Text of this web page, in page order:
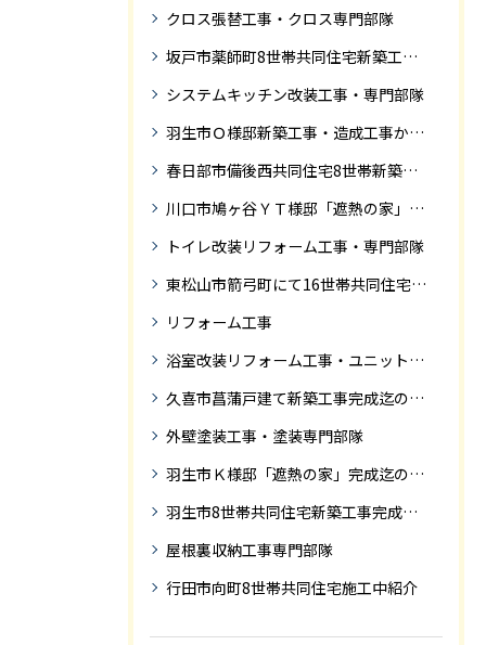
クロス張替工事・クロス専門部隊
坂戸市薬師町8世帯共同住宅新築工事完成迄の紹介です
システムキッチン改装工事・専門部隊
羽生市Ｏ様邸新築工事・造成工事から住宅完成までの紹介
春日部市備後西共同住宅8世帯新築工事完成迄の紹介です。
川口市鳩ヶ谷ＹＴ様邸「遮熱の家」工事状況
トイレ改装リフォーム工事・専門部隊
東松山市箭弓町にて16世帯共同住宅新築工事完成迄の紹介です。
リフォーム工事
浴室改装リフォーム工事・ユニットバス専門部隊
久喜市菖蒲戸建て新築工事完成迄の紹介
外壁塗装工事・塗装専門部隊
羽生市Ｋ様邸「遮熱の家」完成迄の紹介です
羽生市8世帯共同住宅新築工事完成迄の紹介
屋根裏収納工事専門部隊
行田市向町8世帯共同住宅施工中紹介